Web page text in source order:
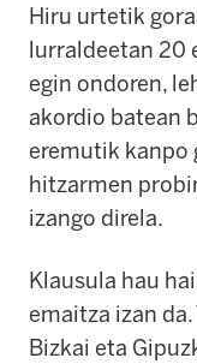
Hiru urtetik
lurraldeetan 20
egin ondoren,
akordio batean
eremutik kanpo
hitzarmen
izango direla.
Klausula hau
emaitza izan
Bizkai eta